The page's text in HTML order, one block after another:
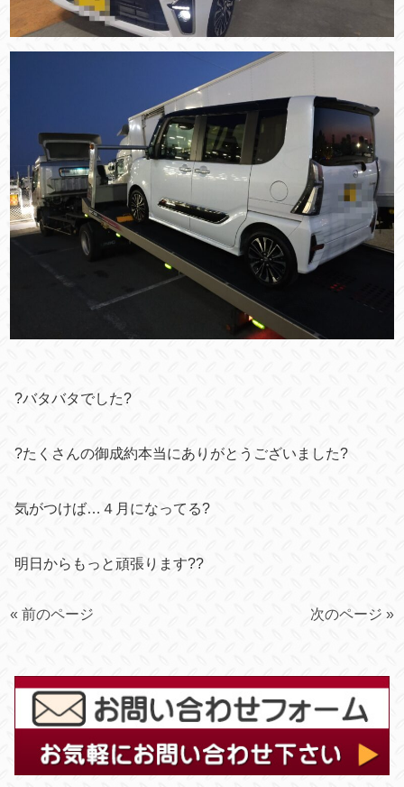
?バタバタでした?
?たくさんの御成約本当にありがとうございました?
気がつけば…４月になってる?
明日からもっと頑張ります??
« 前のページ 次のページ »